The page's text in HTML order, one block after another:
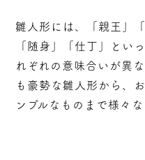
雛人形には、「親王」
「随身」「仕丁」とい
れぞれの意味合いが異
も豪勢な雛人形から、
ンプルなものまで様々